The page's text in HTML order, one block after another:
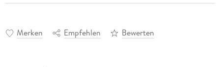
Merken Empfehlen Bewerten